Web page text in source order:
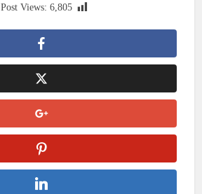
Post Views: 6,805